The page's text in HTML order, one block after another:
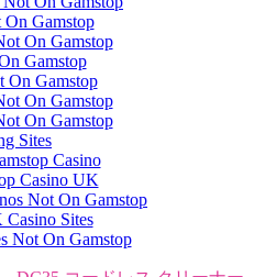
Gamstop
On Gamstop
Gamstop
On Gamstop
On Gamstop
On Gamstop
Sites
Casino
Casino UK
Not On Gamstop
Sites
Not On Gamstop